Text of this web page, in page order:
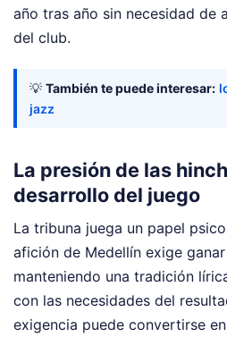
año tras año sin necesidad de
del club.
💡 También te puede interesar:
jazz
La presión de las
desarrollo del juego
La tribuna juega un papel
afición de Medellín exige
manteniendo una tradición
con las necesidades del
exigencia puede convertirse